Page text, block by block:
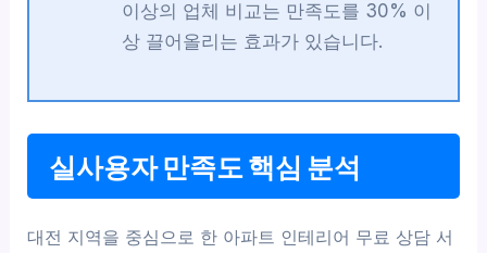
이상의 업체 비교는 만족도를 30% 이
상 끌어올리는 효과가 있습니다.
실사용자 만족도 핵심 분석
대전 지역을 중심으로 한 아파트 인테리어 무료 상담 서